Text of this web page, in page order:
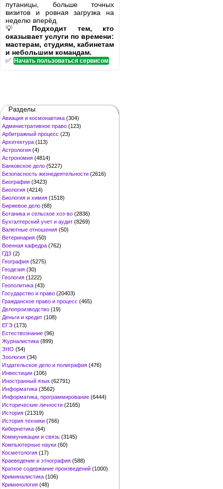
путаницы, больше точных
визитов и ровная загрузка на
неделю вперёд.
💡 Подходит тем, кто
оказывает услуги по времени:
мастерам, студиям, кабинетам
и небольшим командам.
✅ Начать пользоваться сервисом
Разделы
Авиация и космонавтика (304)
Административное право (123)
Арбитражный процесс (23)
Архитектура (113)
Астрология (4)
Астрономия (4814)
Банковское дело (5227)
Безопасность жизнедеятельности (2616)
Биографии (3423)
Биология (4214)
Биология и химия (1518)
Биржевое дело (68)
Ботаника и сельское хоз-во (2836)
Бухгалтерский учет и аудит (8269)
Валютные отношения (50)
Ветеринария (50)
Военная кафедра (762)
ГДЗ (2)
География (5275)
Геодезия (30)
Геология (1222)
Геополитика (43)
Государство и право (20403)
Гражданское право и процесс (465)
Делопроизводство (19)
Деньги и кредит (108)
ЕГЭ (173)
Естествознание (96)
Журналистика (899)
ЗНО (54)
Зоология (34)
Издательское дело и полиграфия (476)
Инвестиции (106)
Иностранный язык (62791)
Информатика (3562)
Информатика, программирование (6444)
Исторические личности (2165)
История (21319)
История техники (766)
Кибернетика (64)
Коммуникации и связь (3145)
Компьютерные науки (60)
Косметология (17)
Краеведение и этнография (588)
Краткое содержание произведений (1000)
Криминалистика (106)
Криминология (48)